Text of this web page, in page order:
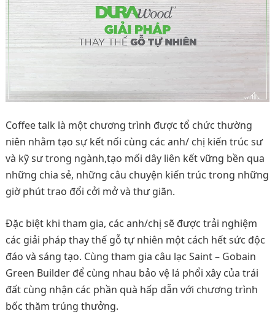
Coffee talk là một chương trình được tổ chức thường
niên nhằm tạo sự kết nối cùng các anh/ chị kiến trúc sư
và kỹ sư trong ngành,tạo mối dây liên kết vững bền qua
những chia sẻ, những câu chuyện kiến trúc trong những
giờ phút trao đổi cởi mở và thư giãn.
Đặc biệt khi tham gia, các anh/chị sẽ được trải nghiệm
các giải pháp thay thế gỗ tự nhiên một cách hết sức độc
đáo và sáng tạo. Cùng tham gia câu lạc Saint – Gobain
Green Builder để cùng nhau bảo vệ lá phổi xây của trái
đất cùng nhận các phần quà hấp dẫn với chương trình
bốc thăm trúng thưởng.